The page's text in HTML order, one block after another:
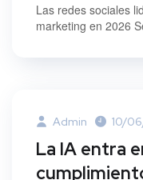
Las redes sociales
marketing en 2026
Admin 10/
La IA entra